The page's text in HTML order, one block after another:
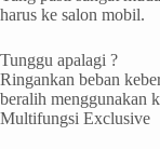
harus ke salon mobil.
Tunggu apalagi ?
Ringankan beban
beralih menggunakan
Multifungsi Exclusive